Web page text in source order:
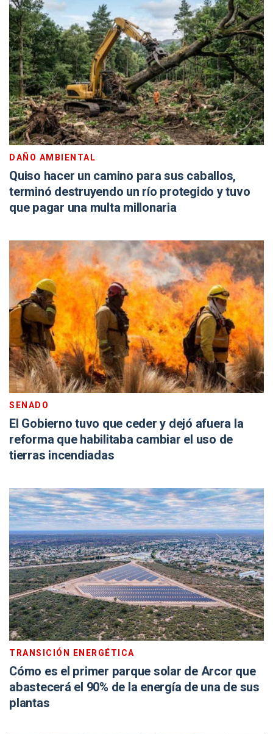
DAÑO AMBIENTAL
Quiso hacer un camino para sus caballos,
terminó destruyendo un río protegido y tuvo
que pagar una multa millonaria
SENADO
El Gobierno tuvo que ceder y dejó afuera la
reforma que habilitaba cambiar el uso de
tierras incendiadas
TRANSICIÓN ENERGÉTICA
Cómo es el primer parque solar de Arcor que
abastecerá el 90% de la energía de una de sus
plantas